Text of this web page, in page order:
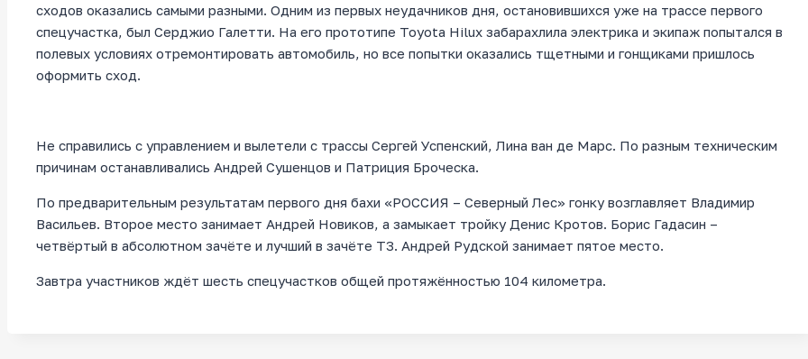
сходов оказались самыми разными. Одним из первых неудачников дня, остановившихся уже на трассе первого
спецучастка, был Серджио Галетти. На его прототипе Toyota Hilux забарахлила электрика и экипаж попытался в
полевых условиях отремонтировать автомобиль, но все попытки оказались тщетными и гонщиками пришлось
оформить сход.
Не справились с управлением и вылетели с трассы Сергей Успенский, Лина ван де Марс. По разным техническим
причинам останавливались Андрей Сушенцов и Патриция Броческа.
По предварительным результатам первого дня бахи «РОССИЯ – Северный Лес» гонку возглавляет Владимир
Васильев. Второе место занимает Андрей Новиков, а замыкает тройку Денис Кротов. Борис Гадасин –
четвёртый в абсолютном зачёте и лучший в зачёте Т3. Андрей Рудской занимает пятое место.
Завтра участников ждёт шесть спецучастков общей протяжённостью 104 километра.